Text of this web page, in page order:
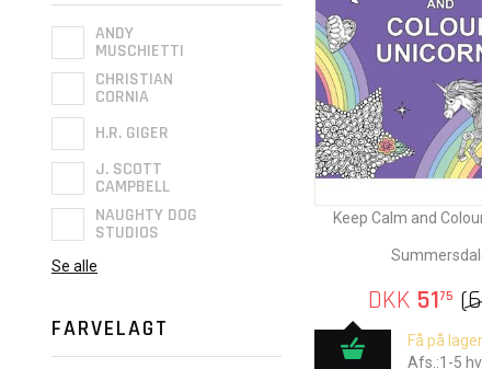
ANDY
MUSCHIETTI
CHRISTIAN
CORNIA
H.R. GIGER
J. SCOTT
CAMPBELL
NAUGHTY DOG
STUDIOS
Se alle
FARVELAGT
Keep Calm and
DKK 5175 (
Få på
Afs.:1-5